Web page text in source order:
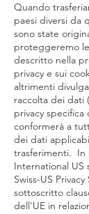
Quando
paesi diversi da
sono state
proteggeremo
descritto nella
privacy e sui
altrimenti
raccolta dei dati
privacy
conformerà a
dei dati
trasferimenti. In
International US
Swiss-US
sottoscritto
dell'UE in